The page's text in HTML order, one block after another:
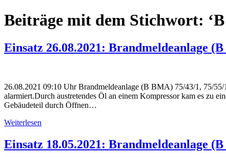
Beiträge mit dem Stichwort:
Einsatz 26.08.2021: Brandmeldeanlage
26.08.2021 09:10 Uhr Brandmeldeanlage (B BMA) 75/43/1, 75/
alarmiert.Durch austretendes Öl an einem Kompressor kam es zu
Gebäudeteil durch Öffnen…
Weiterlesen
Einsatz 18.05.2021: Brandmeldeanlage